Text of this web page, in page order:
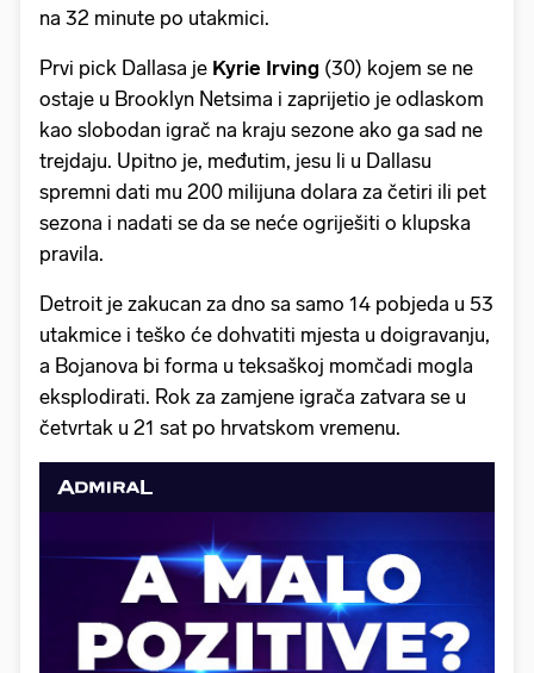
na 32 minute po utakmici.
Prvi pick Dallasa je Kyrie Irving (30) kojem se ne
ostaje u Brooklyn Netsima i zaprijetio je odlaskom
kao slobodan igrač na kraju sezone ako ga sad ne
trejdaju. Upitno je, međutim, jesu li u Dallasu
spremni dati mu 200 milijuna dolara za četiri ili pet
sezona i nadati se da se neće ogriješiti o klupska
pravila.
Detroit je zakucan za dno sa samo 14 pobjeda u 53
utakmice i teško će dohvatiti mjesta u doigravanju,
a Bojanova bi forma u teksaškoj momčadi mogla
eksplodirati. Rok za zamjene igrača zatvara se u
četvrtak u 21 sat po hrvatskom vremenu.